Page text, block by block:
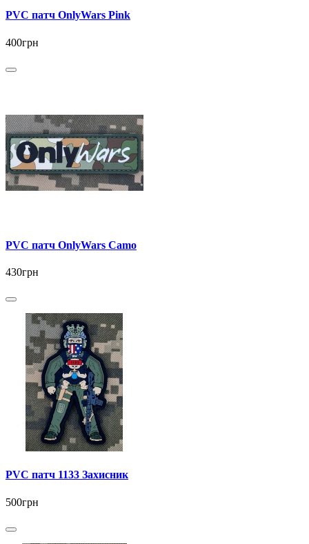
PVC патч OnlyWars Pink
400грн
PVC патч OnlyWars Camo
430грн
PVC патч 1133 Захисник
500грн